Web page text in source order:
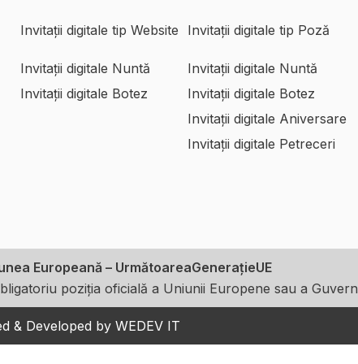
Invitații digitale tip Website
Invitații digitale Nuntă
Invitații digitale Botez
Invitații digitale tip Poză
Invitații digitale Nuntă
Invitații digitale Botez
Invitații digitale Aniversare
Invitații digitale Petreceri
Europeană – UrmătoareaGenerațieUE
poziția oficială a Uniunii Europene sau a
& Developed by WEDEV IT